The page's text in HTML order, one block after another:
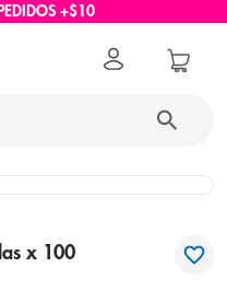
+$10
x 100